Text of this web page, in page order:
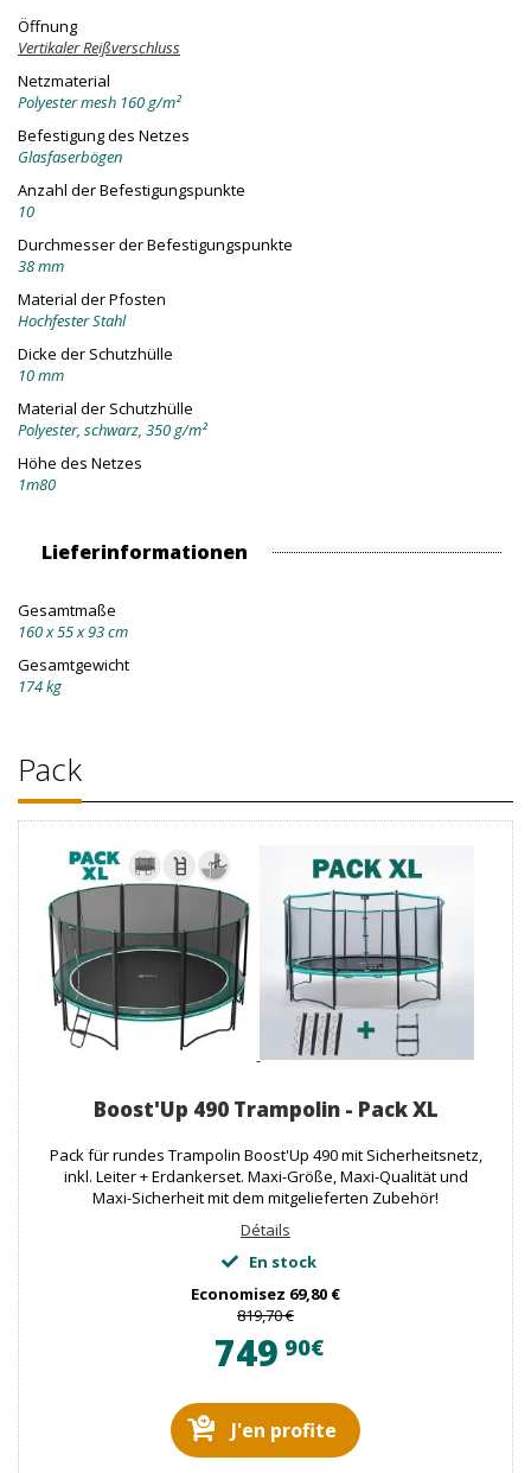
Öffnung
Vertikaler Reißverschluss
Netzmaterial
Polyester mesh 160 g/m²
Befestigung des Netzes
Glasfaserbögen
Anzahl der Befestigungspunkte
10
Durchmesser der Befestigungspunkte
38 mm
Material der Pfosten
Hochfester Stahl
Dicke der Schutzhülle
10 mm
Material der Schutzhülle
Polyester, schwarz, 350 g/m²
Höhe des Netzes
1m80
Lieferinformationen
Gesamtmaße
160 x 55 x 93 cm
Gesamtgewicht
174 kg
Pack
Boost'Up 490 Trampolin - Pack XL
Pack für rundes Trampolin Boost'Up 490 mit Sicherheitsnetz,
inkl. Leiter + Erdankerset. Maxi-Größe, Maxi-Qualität und
Maxi-Sicherheit mit dem mitgelieferten Zubehör!
Détails
En stock
Economisez 69,80 €
819,70 €
749 90€
J'en profite